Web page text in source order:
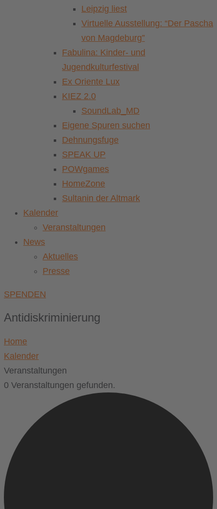
Leipzig liest
Virtuelle Ausstellung: “Der Pascha
von Magdeburg”
Fabulina: Kinder- und
Jugendkulturfestival
Ex Oriente Lux
KIEZ 2.0
SoundLab_MD
Eigene Spuren suchen
Dehnungsfuge
SPEAK UP
POWgames
HomeZone
Sultanin der Altmark
Kalender
Veranstaltungen
News
Aktuelles
Presse
SPENDEN
Antidiskriminierung
Home
Kalender
Veranstaltungen
0 Veranstaltungen gefunden.